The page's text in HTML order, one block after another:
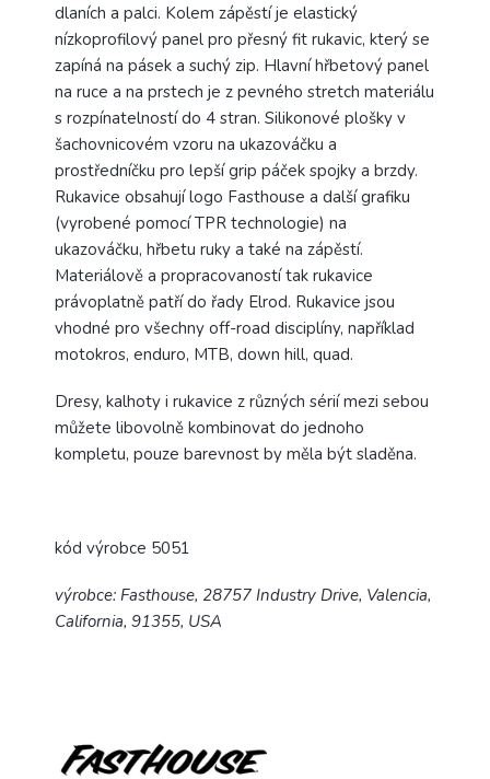
dlaních a palci. Kolem zápěstí je elastický
nízkoprofilový panel pro přesný fit rukavic, který se
zapíná na pásek a suchý zip. Hlavní hřbetový panel
na ruce a na prstech je z pevného stretch materiálu
s rozpínatelností do 4 stran. Silikonové plošky v
šachovnicovém vzoru na ukazováčku a
prostředníčku pro lepší grip páček spojky a brzdy.
Rukavice obsahují logo Fasthouse a další grafiku
(vyrobené pomocí TPR technologie) na
ukazováčku, hřbetu ruky a také na zápěstí.
Materiálově a propracovaností tak rukavice
právoplatně patří do řady Elrod. Rukavice jsou
vhodné pro všechny off-road disciplíny, například
motokros, enduro, MTB, down hill, quad.
Dresy, kalhoty i rukavice z různých sérií mezi sebou
můžete libovolně kombinovat do jednoho
kompletu, pouze barevnost by měla být sladěna.
kód výrobce 5051
výrobce: Fasthouse, 28757 Industry Drive, Valencia,
California, 91355, USA